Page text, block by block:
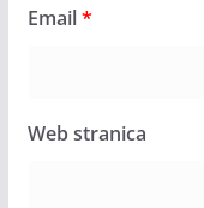
Email*
Web stranica